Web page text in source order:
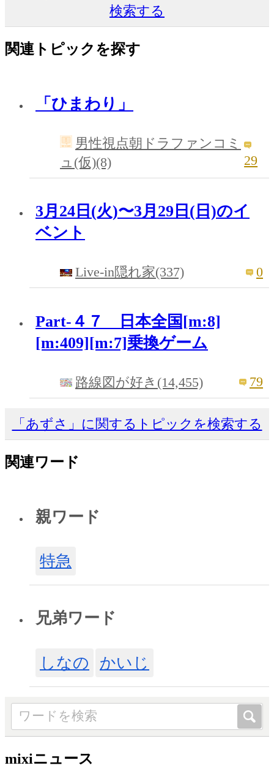
検索する
関連トピックを探す
「ひまわり」
男性視点朝ドラファンコミ
ュ(仮)(8)
29
3月24日(火)〜3月29日(日)のイ
ベント
Live-in隠れ家(337) 0
Part-４７ 日本全国[m:8]
[m:409][m:7]乗換ゲーム
路線図が好き(14,455) 79
「あずさ」に関するトピックを検索する
関連ワード
親ワード
特急
兄弟ワード
しなの かいじ
mixiニュース